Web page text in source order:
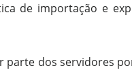
de importação e
parte dos servidores